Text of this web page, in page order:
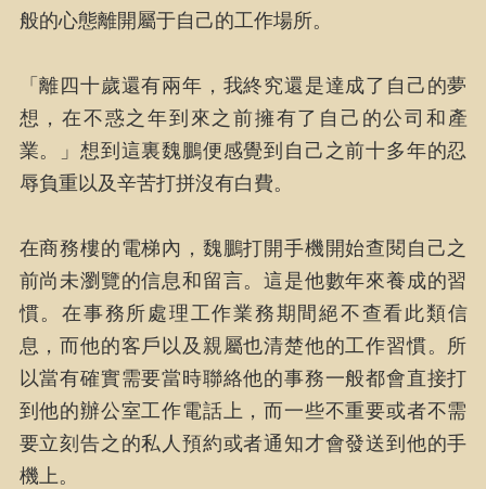
般的心態離開屬于自己的工作場所。
「離四十歲還有兩年，我終究還是達成了自己的夢
想，在不惑之年到來之前擁有了自己的公司和產
業。」想到這裏魏鵬便感覺到自己之前十多年的忍
辱負重以及辛苦打拼沒有白費。
在商務樓的電梯內，魏鵬打開手機開始查閱自己之
前尚未瀏覽的信息和留言。這是他數年來養成的習
慣。在事務所處理工作業務期間絕不查看此類信
息，而他的客戶以及親屬也清楚他的工作習慣。所
以當有確實需要當時聯絡他的事務一般都會直接打
到他的辦公室工作電話上，而一些不重要或者不需
要立刻告之的私人預約或者通知才會發送到他的手
機上。